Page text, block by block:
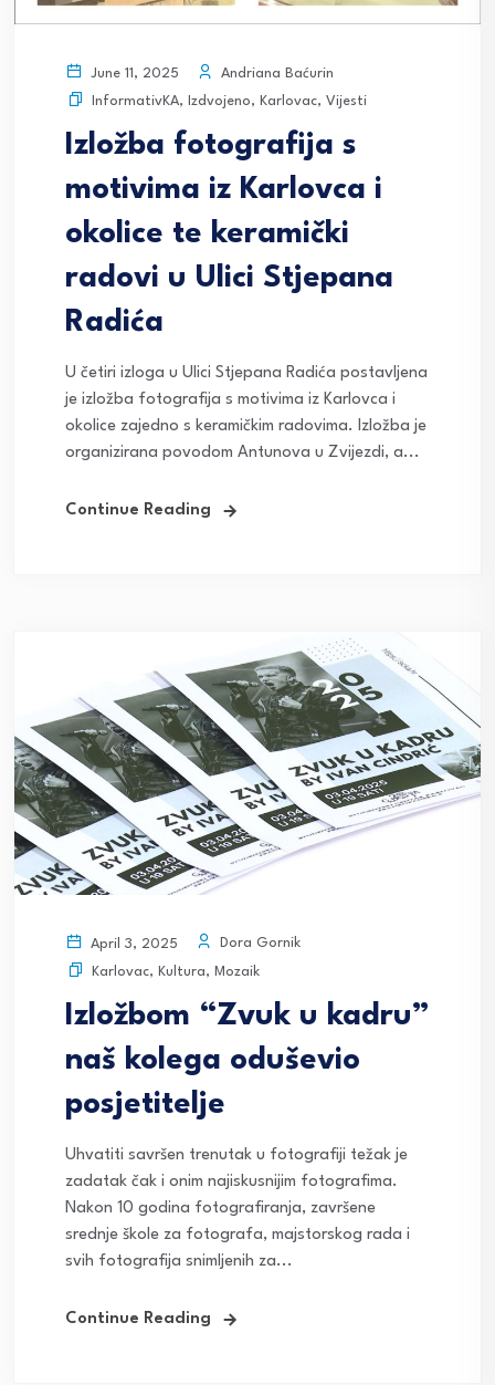
June 11, 2025
Andriana Baćurin
InformativKA, Izdvojeno, Karlovac, Vijesti
Izložba fotografija s
motivima iz Karlovca i
okolice te keramički
radovi u Ulici Stjepana
Radića
U četiri izloga u Ulici Stjepana Radića postavljena
je izložba fotografija s motivima iz Karlovca i
okolice zajedno s keramičkim radovima. Izložba je
organizirana povodom Antunova u Zvijezdi, a...
Continue Reading
April 3, 2025
Dora Gornik
Karlovac, Kultura, Mozaik
Izložbom “Zvuk u kadru”
naš kolega oduševio
posjetitelje
Uhvatiti savršen trenutak u fotografiji težak je
zadatak čak i onim najiskusnijim fotografima.
Nakon 10 godina fotografiranja, završene
srednje škole za fotografa, majstorskog rada i
svih fotografija snimljenih za...
Continue Reading